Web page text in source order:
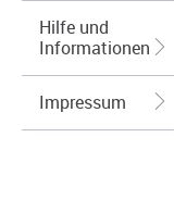
Hilfe und
Informationen
Impressum